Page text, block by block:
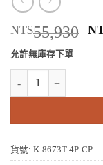
NT$55,930
允許無庫存下單
貨號: K-8673T-4P-CP